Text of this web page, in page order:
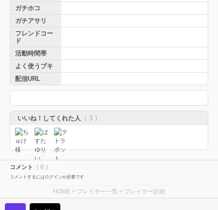
ガチホコ
ガチアサリ
フレンドコー
ド
活動時間帯
よく使うブキ
配信URL
いいね！してくれた人 （ 3 ）
コメント （ 0 ）
コメントするにはログインが必要です
HOME > プレイヤー一覧 > プレイヤー詳細